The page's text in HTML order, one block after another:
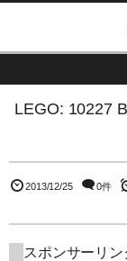
LEGO: 10227
2013/12/25 0件
スポンサーリン